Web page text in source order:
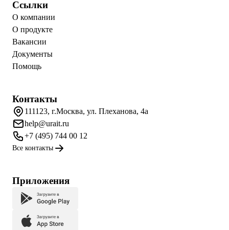
Ссылки
О компании
О продукте
Вакансии
Документы
Помощь
Контакты
111123, г.Москва, ул. Плеханова, 4а
help@urait.ru
+7 (495) 744 00 12
Все контакты
Приложения